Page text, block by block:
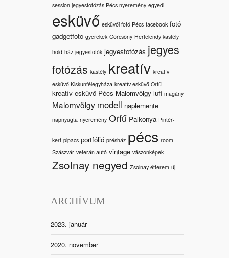
session jegyesfotózás Pécs nyeremény egyedi
esküvő esküvői fotó Pécs facebook fotó
gadgetfoto gyerekek Görcsöny Hertelendy kastély
hold ház jegyesfotók jegyesfotózás jegyes
fotózás kastély kreatív kreatív
esküvő Kiskunfélegyháza kreatív esküvő Orfű
kreatív esküvő Pécs Malomvölgy lufi magány
Malomvölgy modell naplemente
napnyugta nyeremény Orfű Palkonya Pintér-
kert pipacs portfólió présház pécs room
Szászvár veterán autó vintage vászonképek
Zsolnay negyed Zsolnay étterem új
ARCHÍVUM
2023. január
2020. november